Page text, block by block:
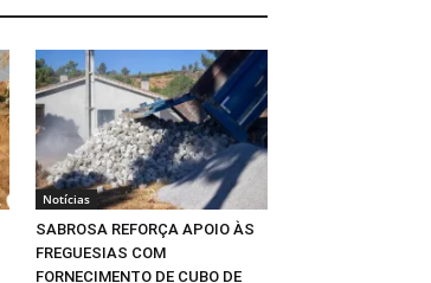
Notícias
SABROSA REFORÇA APOIO ÀS
FREGUESIAS COM
FORNECIMENTO DE CUBO DE